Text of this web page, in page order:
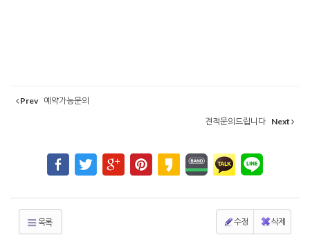
출
출
장
안
Prev 예약가능문의
견적문의드립니다 Next
목록 수정 삭제